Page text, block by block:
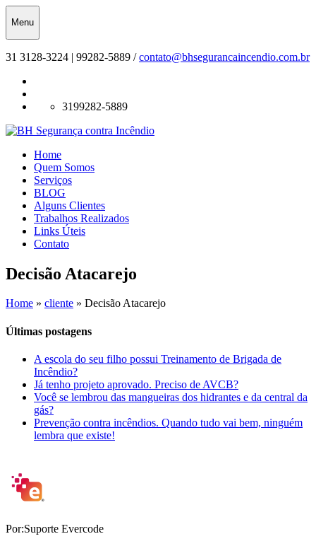
Menu
31 3128-3224 | 99282-5889 /contato@bhsegurancaincendio.com.br
3199282-5889
Home
Quem Somos
Serviços
BLOG
Alguns Clientes
Trabalhos Realizados
Links Úteis
Contato
Decisão Atacarejo
Home » cliente » Decisão Atacarejo
Últimas postagens
A escola do seu filho possui Treinamento de Brigada de
Incêndio?
Já tenho projeto aprovado. Preciso de AVCB?
Você se lembrou das mangueiras dos hidrantes e da central da
gás?
Prevenção contra incêndios. Quando tudo vai bem, ninguém
lembra que existe!
Por:Suporte Evercode